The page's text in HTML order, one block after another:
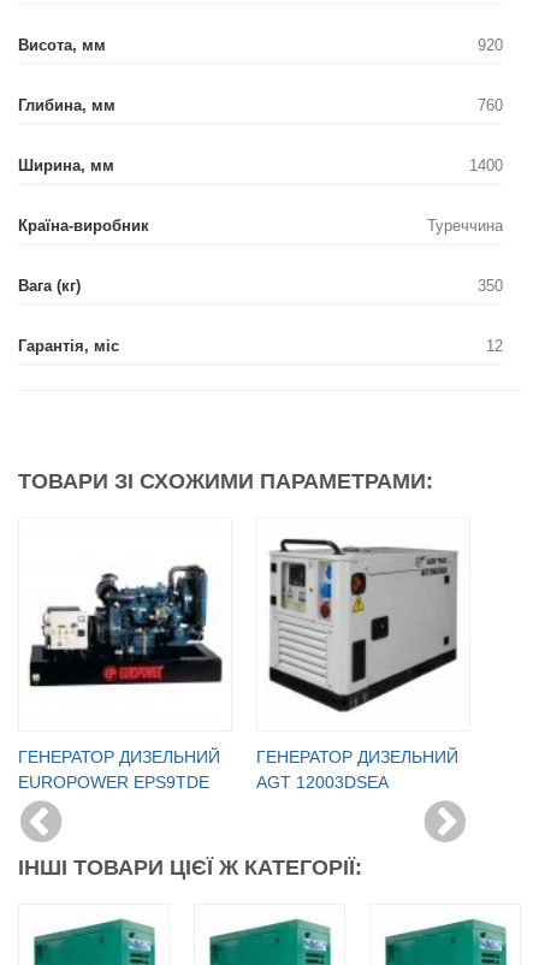
Висота, мм 920
Глибина, мм 760
Ширина, мм 1400
Країна-виробник Туреччина
Вага (кг) 350
Гарантія, міс 12
ТОВАРИ ЗІ СХОЖИМИ ПАРАМЕТРАМИ:
ГЕНЕРАТОР ДИЗЕЛЬНИЙ
EUROPOWER EPS9TDE
ГЕНЕРАТОР ДИЗЕЛЬНИЙ
AGT 12003DSEA
ІНШІ ТОВАРИ ЦІЄЇ Ж КАТЕГОРІЇ: